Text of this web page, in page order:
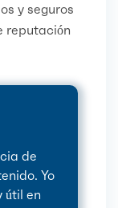
y seguros
reputación
de
Yo
útil en